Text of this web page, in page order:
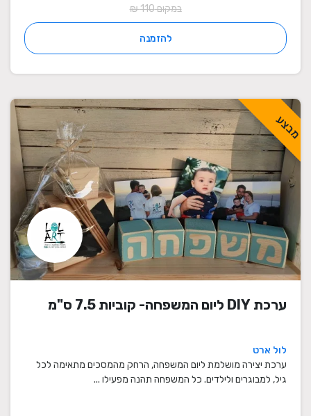
במקום 110 ₪
להזמנה
מבצע
ערכת DIY ליום המשפחה- קוביות 7.5 ס"מ
לול ארט
ערכת יצירה מושלמת ליום המשפחה, הרחק מהמסכים מתאימה לכל
גיל, למבוגרים ולילדים. כל המשפחה תהנה מפעילו ...